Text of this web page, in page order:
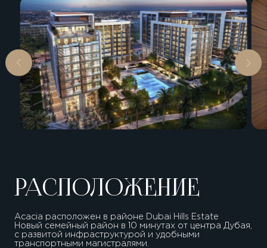
РАСПОЛОЖЕНИЕ
Acacia расположен в районе Dubai Hills Estate
Новый семейный район в 10 минутах от центра Дубая,
с развитой инфраструктурой и удобными
транспортными магистралями.